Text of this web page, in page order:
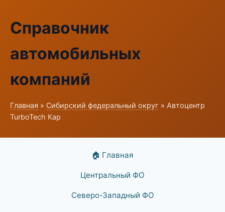
Справочник
автомобильных
компаний
Главная » Сибирский федеральный округ » Автоцентр
TurboTech Кар
🏠 Главная
Центральный ФО
Северо-Западный ФО